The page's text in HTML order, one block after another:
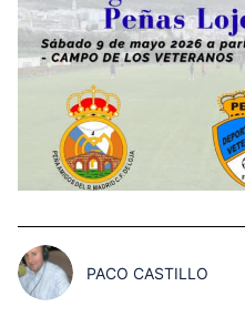
PACO CASTILLO